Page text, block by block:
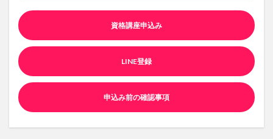
資格講座申込み
LINE登録
申込み前の確認事項